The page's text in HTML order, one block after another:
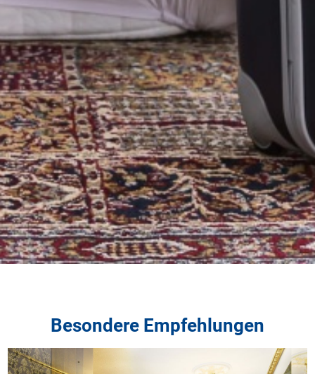
Besondere Empfehlungen